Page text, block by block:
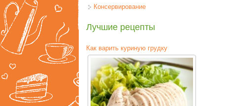
Консервирование
Лучшие рецепты
Как варить куриную грудку